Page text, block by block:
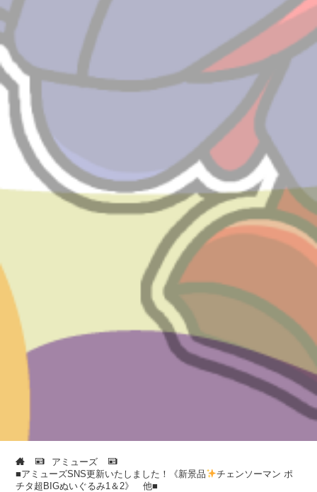
アミューズ
■アミューズSNS更新いたしました！《新景品
チェンソーマン ポ
チタ超BIGぬいぐるみ1＆2》 他■